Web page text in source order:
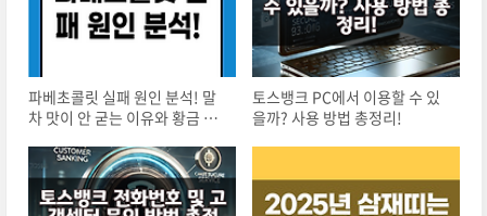
파베초콜릿 실패 원인 분석! 말
차 맛이 안 굳는 이유와 황금 레
토스뱅크 PC에서 이용할 수 있
을까? 사용 방법 총정리!